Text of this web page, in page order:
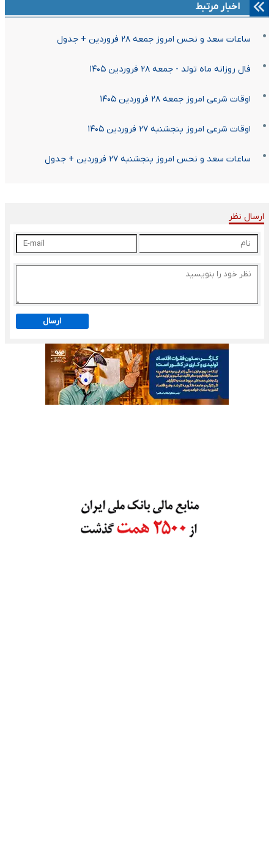
اخبار مرتبط
ساعات سعد و نحس امروز جمعه ۲۸ فروردین + جدول
فال روزانه ماه تولد - جمعه ۲۸ فروردین ۱۴۰۵
اوقات شرعی امروز جمعه ۲۸ فروردین ۱۴۰۵
اوقات شرعی امروز پنجشنبه ۲۷ فروردین ۱۴۰۵
ساعات سعد و نحس امروز پنجشنبه ۲۷ فروردین + جدول
ارسال نظر
ارسال